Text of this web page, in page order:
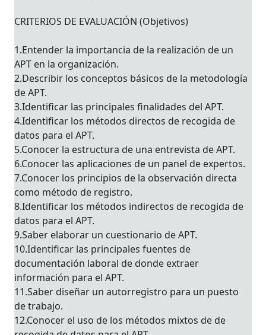
CRITERIOS DE EVALUACIÓN (Objetivos)
1.Entender la importancia de la realización de un
APT en la organización.
2.Describir los conceptos básicos de la metodología
de APT.
3.Identificar las principales finalidades del APT.
4.Identificar los métodos directos de recogida de
datos para el APT.
5.Conocer la estructura de una entrevista de APT.
6.Conocer las aplicaciones de un panel de expertos.
7.Conocer los principios de la observación directa
como método de registro.
8.Identificar los métodos indirectos de recogida de
datos para el APT.
9.Saber elaborar un cuestionario de APT.
10.Identificar las principales fuentes de
documentación laboral de donde extraer
información para el APT.
11.Saber diseñar un autorregistro para un puesto
de trabajo.
12.Conocer el uso de los métodos mixtos de de